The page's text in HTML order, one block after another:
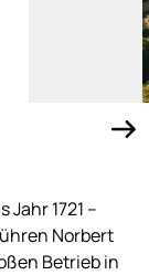
1721 –
Norbert
Betrieb in